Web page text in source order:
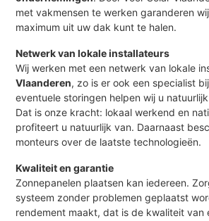
met vakmensen te werken garanderen
maximum uit uw dak kunt te halen.
Netwerk van lokale installateurs
Wij werken met een netwerk van lokale
Vlaanderen, zo is er ook een specialist
eventuele storingen helpen wij u
Dat is onze kracht: lokaal werkend en
profiteert u natuurlijk van. Daarnaast
monteurs over de laatste technologieën.
Kwaliteit en garantie
Zonnepanelen plaatsen kan iedereen.
systeem zonder problemen geplaatst
rendement maakt, dat is de kwaliteit van